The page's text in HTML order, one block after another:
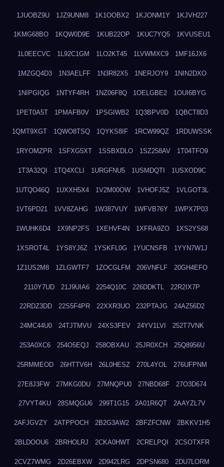
1JUOBZ9U 1JZ9UNM8 1K1OOBX2 1KJONM1Y 1KJVH227
1KMG68BO 1KQW0D9E 1KUB22OP 1KUC7YQ5 1KVUSEU1
1L0EECVC 1L92C1GM 1LO2KT45 1LVWMXC9 1MF16JX6
1MZGQ4D3 1N3AELFF 1N3R82X5 1NERJOY9 1NIN2DXO
1NIPGIQG 1NTYF4RH 1NZ06F8Q 1OELGBE2 1OUI6BYG
1PET0A5T 1PMAFB0V 1PSGIWB2 1Q3BPV0D 1QBCT8D3
1QMT9XGT 1QWO8TSQ 1QYKS8IF 1RCW99QZ 1RDUWSSK
1RYOMZPR 1SFXG5XT 1SSBXDLO 1SZ258AV 1T04TFO9
1T3A32QI 1TQ4XCLI 1URGFNU5 1USMDQTI 1USXOD9C
1UTQO46Q 1UXXH5X4 1V2M00OW 1VHOFJ5Z 1VLGOT3L
1VT6PD21 1VV8ZAHG 1W387VUY 1WFVB76Y 1WPX7P03
1WUHK6D4 1X9NP2FS 1XEHVF4N 1XFRA9ZO 1XS2YS68
1XSROT4L 1YS8YJ6Z 1YSKFL0G 1YUCNSFB 1YYN7W1J
1Z1US2M8 1ZLGWTF7 1ZOCGLFM 206VNFLF 20GH4EFO
2110Y7UD 21J9UIA6 2254Q10C 226DDKTL 22R2IX7P
22RDZ3DD 22S5F4PR 22XXR3UO 232PTAJG 24AZ56D2
24MC44U0 24TJTMVU 24XS3FEV 24YV1LVI 252T7VNK
253A0XC6 254O5EQJ 258OBXAU 25JR0XCH 25Q8956U
25RMMEOD 26HTTV6H 26L0HESZ 270L4YOL 276UFPNM
27E8J3FW 27MKG0DU 27MNQPU0 27NBD68F 27O3D674
27VYT4KU 28SMQGU6 299T1G15 2A01R6QT 2AAYZL7V
2AFJGVZY 2ATPPOCH 2B2G3AW2 2BFZFCNW 2BKKV1H5
2BLDOOU6 2BRHOLRJ 2CKA0HWT 2CRELPQI 2CSOTXFR
2CVZ7WMG 2D26EBXW 2D942LRG 2DPSN680 2DU7LORM